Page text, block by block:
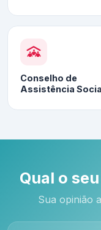
Conselho de
Assistência
Qual o
Sua opinião